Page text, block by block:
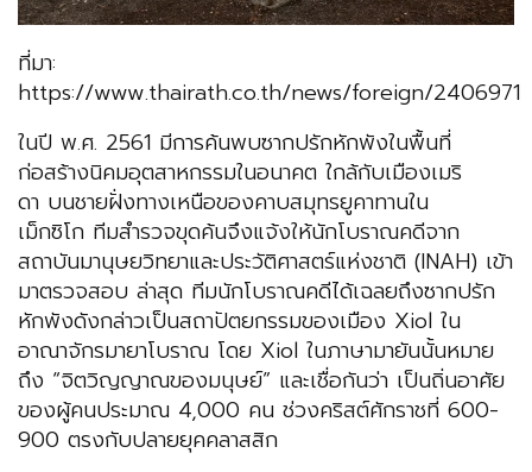
ที่มา:
https://www.thairath.co.th/news/foreign/2406971
ในปี พ.ศ. 2561 มีการค้นพบซากปรักหักพังในพื้นที่
ก่อสร้างนิคมอุตสาหกรรมในอนาคต ใกล้กับเมืองเมริ
ดา บนชายฝั่งทางเหนือของคาบสมุทรยูคาทานใน
เม็กซิโก ทีมสำรวจขุดค้นจึงแจ้งให้นักโบราณคดีจาก
สถาบันมานุษยวิทยาและประวัติศาสตร์แห่งชาติ (INAH) เข้า
มาตรวจสอบ ล่าสุด ทีมนักโบราณคดีได้เฉลยถึงซากปรัก
หักพังดังกล่าวเป็นสถาปัตยกรรมของเมือง Xiol ใน
อาณาจักรมายาโบราณ โดย Xiol ในภาษามายันนั้นหมาย
ถึง “จิตวิญญาณของมนุษย์” และเชื่อกันว่า เป็นถิ่นอาศัย
ของผู้คนประมาณ 4,000 คน ช่วงคริสต์ศักราชที่ 600-
900 ตรงกับปลายยุคคลาสสิก